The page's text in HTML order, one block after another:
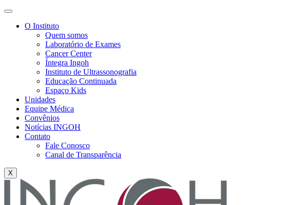
O Instituto
Quem somos
Laboratório de Exames
Cancer Center
Íntegra Ingoh
Instituto de Ultrassonografia
Educação Continuada
Espaço Kids
Unidades
Equipe Médica
Convênios
Notícias INGOH
Contato
Fale Conosco
Canal de Transparência
X